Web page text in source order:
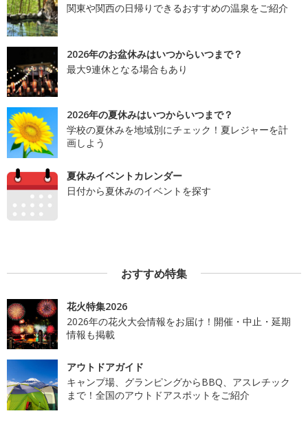
関東や関西の日帰りできるおすすめの温泉をご紹介
2026年のお盆休みはいつからいつまで？
最大9連休となる場合もあり
2026年の夏休みはいつからいつまで？
学校の夏休みを地域別にチェック！夏レジャーを計
画しよう
夏休みイベントカレンダー
日付から夏休みのイベントを探す
おすすめ特集
花火特集2026
2026年の花火大会情報をお届け！開催・中止・延期
情報も掲載
アウトドアガイド
キャンプ場、グランピングからBBQ、アスレチック
まで！全国のアウトドアスポットをご紹介